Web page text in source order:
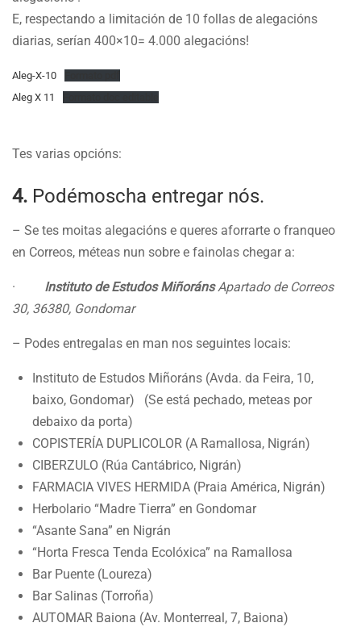
E, respectando a limitación de 10 follas de alegacións
diarias, serían 400×10= 4.000 alegacións!
Aleg-X-10
Aleg X 11
Tes varias opcións:
4. Podémoscha entregar nós.
– Se tes moitas alegacións e queres aforrarte o franqueo
en Correos, méteas nun sobre e fainolas chegar a:
· Instituto de Estudos Miñoráns Apartado de Correos
30, 36380, Gondomar
– Podes entregalas en man nos seguintes locais:
Instituto de Estudos Miñoráns (Avda. da Feira, 10,
baixo, Gondomar) (Se está pechado, meteas por
debaixo da porta)
COPISTERÍA DUPLICOLOR (A Ramallosa, Nigrán)
CIBERZULO (Rúa Cantábrico, Nigrán)
FARMACIA VIVES HERMIDA (Praia América, Nigrán)
Herbolario “Madre Tierra” en Gondomar
“Asante Sana” en Nigrán
“Horta Fresca Tenda Ecolóxica” na Ramallosa
Bar Puente (Loureza)
Bar Salinas (Torroña)
AUTOMAR Baiona (Av. Monterreal, 7, Baiona)